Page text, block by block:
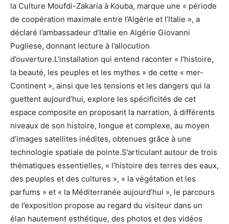
la Culture Moufdi-Zakaria à Kouba, marque une « période
de coopération maximale entre l’Algérie et l’Italie », a
déclaré l’ambassadeur d’Italie en Algérie Giovanni
Pugliese, donnant lecture à l’allocution
d’ouverture.L’installation qui entend raconter « l’histoire,
la beauté, les peuples et les mythes » de cette « mer-
Continent », ainsi que les tensions et les dangers qui la
guettent aujourd’hui, explore les spécificités de cet
espace composite en proposant la narration, à différents
niveaux de son histoire, longue et complexe, au moyen
d’images satellites inédites, obtenues grâce à une
technologie spatiale de pointe.S’articulant autour de trois
thématiques essentielles, « l’histoire des terres des eaux,
des peuples et des cultures », « la végétation et les
parfums » et « la Méditerranée aujourd’hui », le parcours
de l’exposition propose au regard du visiteur dans un
élan hautement esthétique, des photos et des vidéos